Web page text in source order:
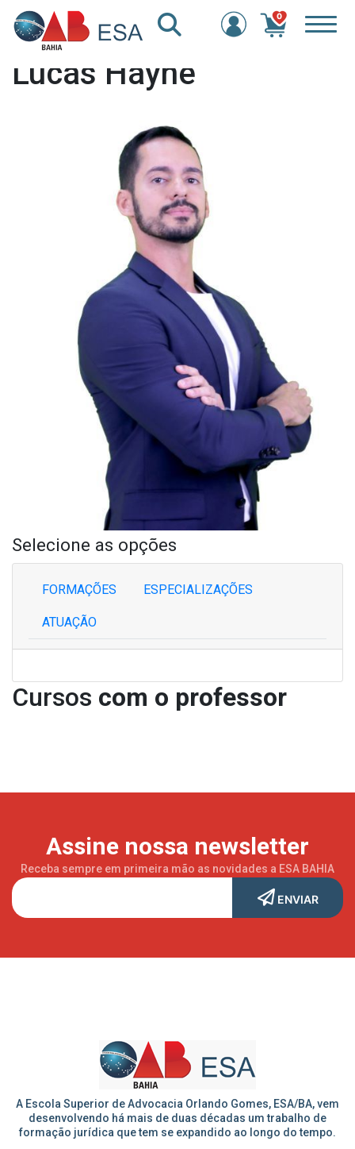
0
Lucas Hayne
Selecione as opções
FORMAÇÕES ESPECIALIZAÇÕES
ATUAÇÃO
Cursos com o professor
Assine nossa newsletter
Receba sempre em primeira mão as novidades a ESA BAHIA
ENVIAR
A Escola Superior de Advocacia Orlando Gomes, ESA/BA, vem
desenvolvendo há mais de duas décadas um trabalho de
formação jurídica que tem se expandido ao longo do tempo.